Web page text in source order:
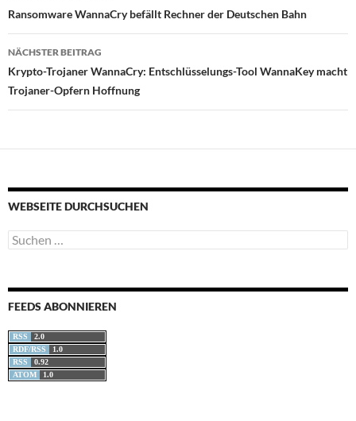
Ransomware WannaCry befällt Rechner der Deutschen Bahn
NÄCHSTER BEITRAG
Krypto-Trojaner WannaCry: Entschlüsselungs-Tool WannaKey macht
Trojaner-Opfern Hoffnung
WEBSEITE DURCHSUCHEN
Suchen
nach:
FEEDS ABONNIEREN
RSS
2.0
RDF/RSS
1.0
RSS
0.92
ATOM
1.0